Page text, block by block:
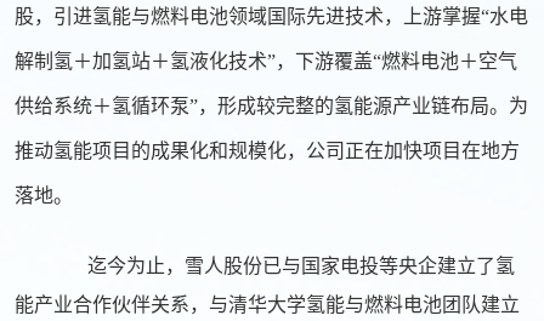
股，引进氢能与燃料电池领域国际先进技术，上游掌握“水电
解制氢＋加氢站＋氢液化技术”，下游覆盖“燃料电池＋空气
供给系统＋氢循环泵”，形成较完整的氢能源产业链布局。为
推动氢能项目的成果化和规模化， 公司正在加快项目在地方
落地。
迄今为止，雪人股份已与国家电投等央企建立了氢
能产业合作伙伴关系，与清华大学氢能与燃料电池团队建立